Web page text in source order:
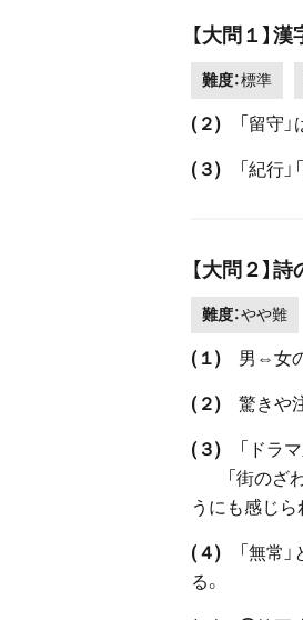
【大問１】
難度：標準
(２) 「留守
(３) 「紀行」
【大問２】
難度：やや難
(１) 男⇔女の
(２) 驚きや
(３) 「ドラマ
「街のざわ
うにも感じら
(４) 「無常
る。